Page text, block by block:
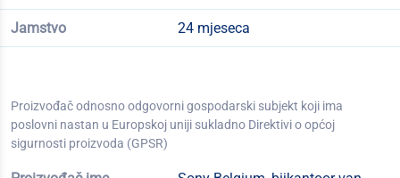
Jamstvo 24 mjeseca
Proizvođač odnosno odgovorni gospodarski subjekt koji ima
poslovni nastan u Europskoj uniji sukladno Direktivi o općoj
sigurnosti proizvoda (GPSR)